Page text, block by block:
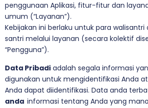
penggunaan Aplikasi, fitur-fitur dan
umum (“Layanan”).
Kebijakan ini berlaku untuk para
santri melalui layanan (secara kolektif
“Pengguna”).
Data Pribadi adalah segala informasi
digunakan untuk mengidentifikasi Anda
Anda dapat diidentifikasi. Data anda
anda informasi tentang Anda yang